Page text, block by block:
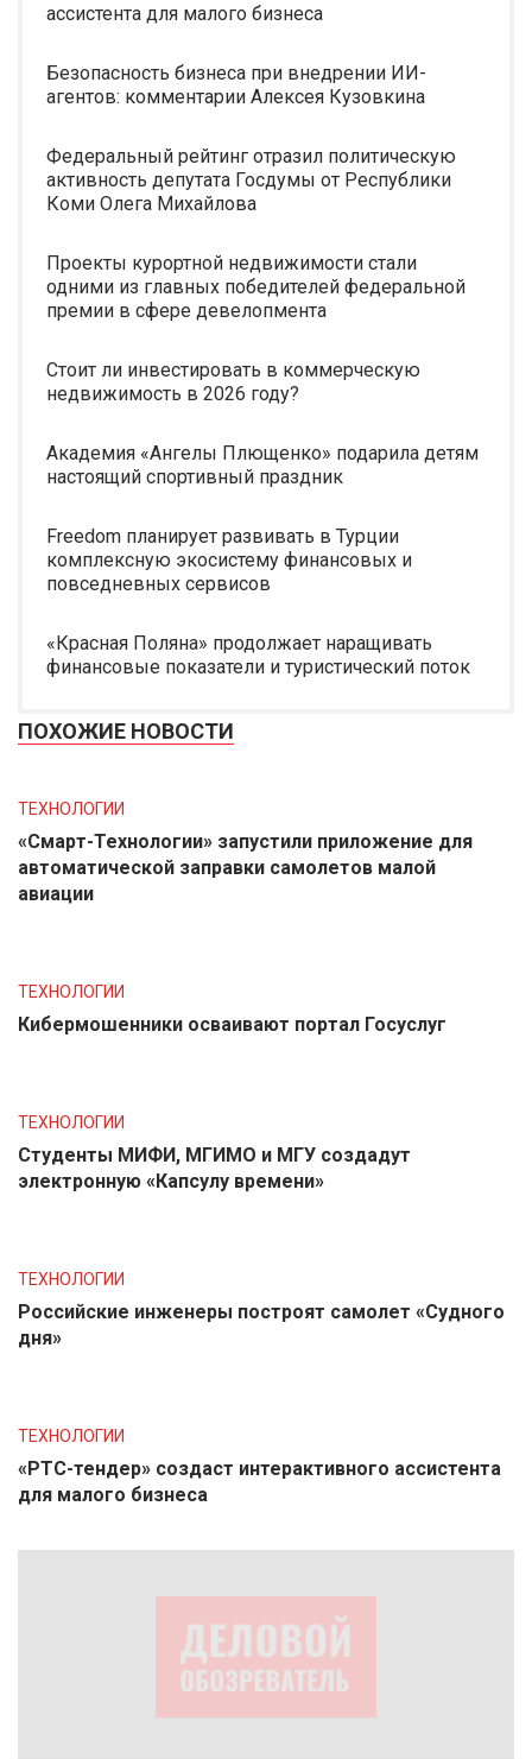
ассистента для малого бизнеса
Безопасность бизнеса при внедрении ИИ-
агентов: комментарии Алексея Кузовкина
Федеральный рейтинг отразил политическую
активность депутата Госдумы от Республики
Коми Олега Михайлова
Проекты курортной недвижимости стали
одними из главных победителей федеральной
премии в сфере девелопмента
Стоит ли инвестировать в коммерческую
недвижимость в 2026 году?
Академия «Ангелы Плющенко» подарила детям
настоящий спортивный праздник
Freedom планирует развивать в Турции
комплексную экосистему финансовых и
повседневных сервисов
«Красная Поляна» продолжает наращивать
финансовые показатели и туристический поток
ПОХОЖИЕ НОВОСТИ
ТЕХНОЛОГИИ
«Смарт-Технологии» запустили приложение для
автоматической заправки самолетов малой
авиации
ТЕХНОЛОГИИ
Кибермошенники осваивают портал Госуслуг
ТЕХНОЛОГИИ
Студенты МИФИ, МГИМО и МГУ создадут
электронную «Капсулу времени»
ТЕХНОЛОГИИ
Российские инженеры построят самолет «Судного
дня»
ТЕХНОЛОГИИ
«РТС-тендер» создаст интерактивного ассистента
для малого бизнеса